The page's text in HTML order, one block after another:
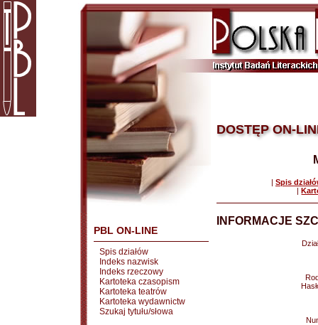
PBL ON-LINE
Spis działów
Indeks nazwisk
Indeks rzeczowy
Kartoteka czasopism
Kartoteka teatrów
Kartoteka wydawnictw
Szukaj tytułu/słowa
DOSTĘP ON-
| Spis
|
INFORMACJE